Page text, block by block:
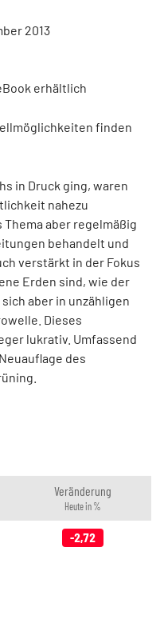
2013
erhältlich
finden
in Druck ging, waren
nahezu
aber regelmäßig
behandelt und
verstärkt in der Fokus
Erden sind, wie der
aber in unzähligen
Dieses
lukrativ. Umfassend
des
Veränderung
Heute in %
-2,72